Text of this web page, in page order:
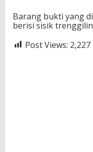
Barang bukti yang
berisi sisik
Post Views: 2,227